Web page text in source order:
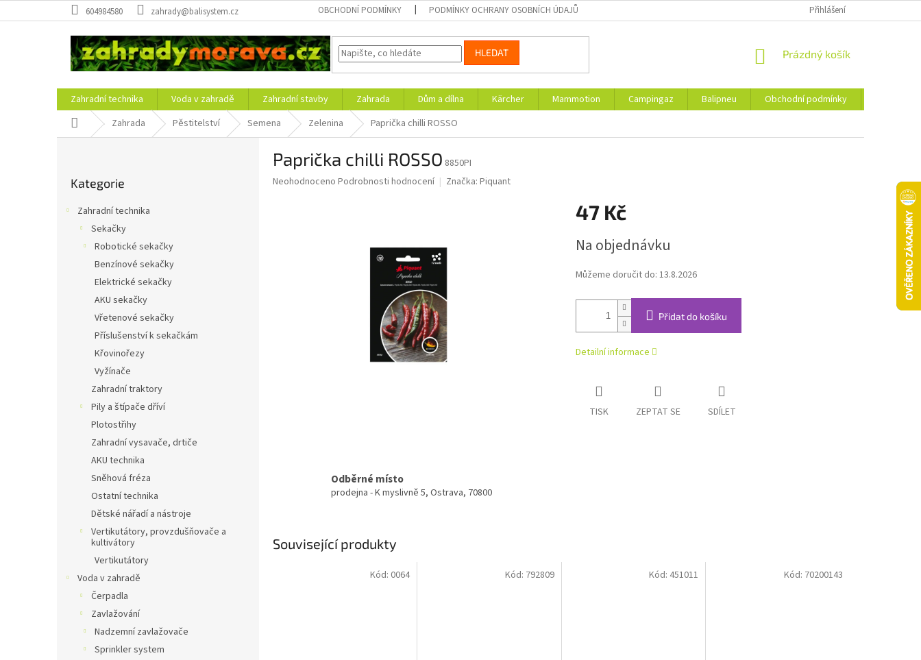
na
604984580 zahrady@balisystem.cz OBCHODNÍ PODMÍNKY PODMÍNKY OCHRANY OSOBNÍCH ÚDAJŮ Přihlášení
HLEDAT
NÁKUPNÍ
Prázdný košík
Zahradní technika Voda v zahradě Zahradní stavby Zahrada Dům a dílna Kärcher Mammotion Campingaz Balipneu Obchodní podmínky
Domů Zahrada Pěstitelství Semena Zelenina Paprička chilli ROSSO
kategorie
Kategorie
Zahradní technika
Sekačky
Robotické sekačky
Benzínové sekačky
Elektrické sekačky
AKU sekačky
Vřetenové sekačky
Příslušenství k sekačkám
Křovinořezy
Vyžínače
Zahradní traktory
Pily a štípače dříví
Plotostřihy
Zahradní vysavače, drtiče
AKU technika
Sněhová fréza
Ostatní technika
Dětské nářadí a nástroje
Vertikutátory, provzdušňovače a
kultivátory
Vertikutátory
Voda v zahradě
Čerpadla
Zavlažování
Nadzemní zavlažovače
Sprinkler system
Paprička chilli ROSSO 8850PI
Průměrné
Neohodnoceno Podrobnosti hodnocení Značka: Piquant
47 Kč
cena:
Na objednávku
Můžeme doručit do: 13.8.2026
Přidat do košíku
Detailní informace
TISK ZEPTAT SE SDÍLET
Odběrné místo
prodejna - K myslivně 5, Ostrava, 70800
Související produkty
Kód: 0064 Kód: 792809 Kód: 451011 Kód: 70200143